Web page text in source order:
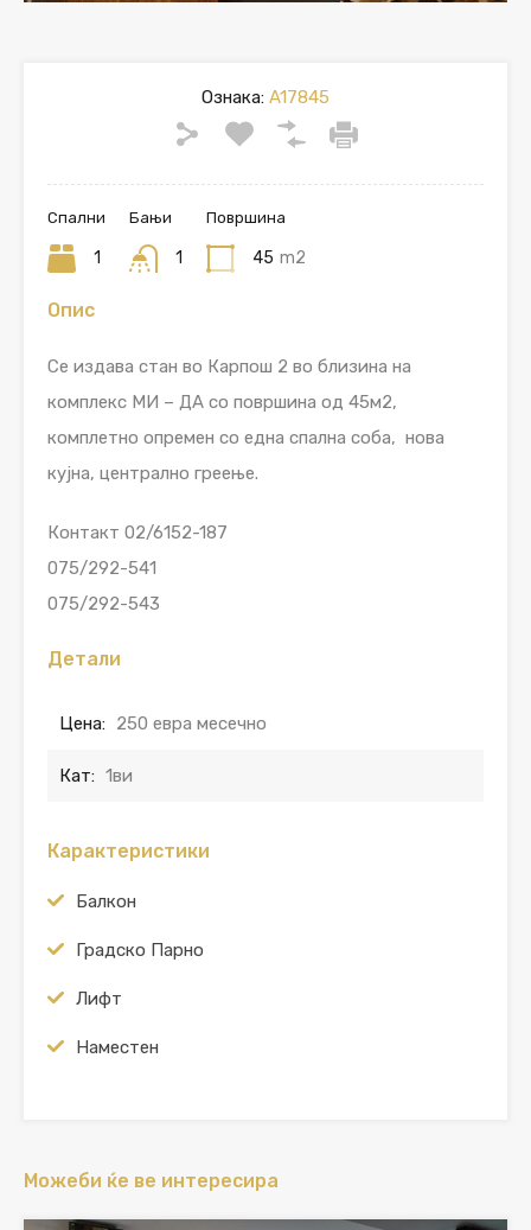
Ознака: A17845
Спални
1
Бањи
1
Површина
45 m2
Опис
Се издава стан во Карпош 2 во близина на
комплекс МИ – ДА со површина од 45м2,
комплетно опремен со една спална соба, нова
кујна, централно греење.
Контакт 02/6152-187
075/292-541
075/292-543
Детали
Цена: 250 евра месечно
Кат: 1ви
Карактеристики
Балкон
Градско Парно
Лифт
Наместен
Можеби ќе ве интересира